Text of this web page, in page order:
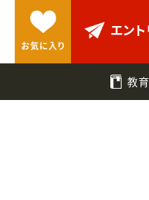
お気に入り
エン
教